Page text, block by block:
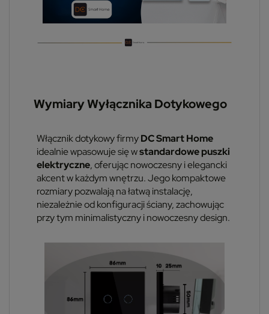
Wymiary Wyłącznika Dotykowego
Włącznik dotykowy firmyDC Smart Home
idealnie wpasowuje się wstandardowe puszki
elektryczne, oferując nowoczesny i elegancki
akcent w każdym wnętrzu. Jego kompaktowe
rozmiary pozwalają na łatwą instalację,
niezależnie od konfiguracji ściany, zachowując
przy tym minimalistyczny i nowoczesny design.